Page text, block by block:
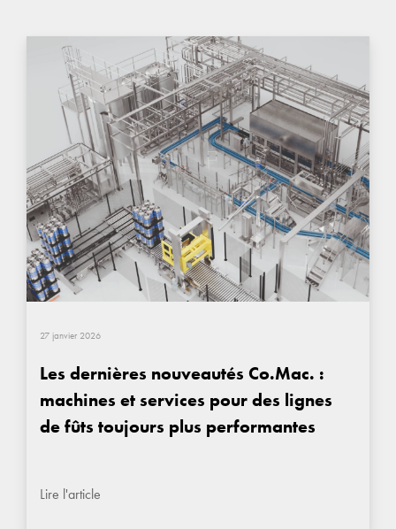
27 janvier 2026
Les dernières nouveautés Co.Mac. :
machines et services pour des lignes
de fûts toujours plus performantes
Lire l'article